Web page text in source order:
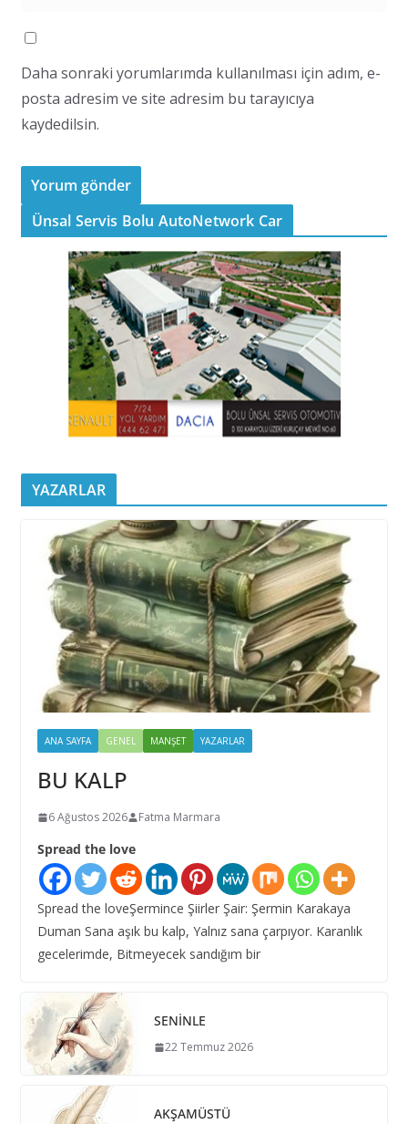
Daha sonraki yorumlarımda kullanılması için adım, e-
posta adresim ve site adresim bu tarayıcıya
kaydedilsin.
Ünsal Servis Bolu AutoNetwork Car
YAZARLAR
ANA SAYFA GENEL MANŞET YAZARLAR
BU KALP
6 Ağustos 2026 Fatma Marmara
Spread the love
Spread the loveŞermince Şiirler Şair: Şermin Karakaya
Duman Sana aşık bu kalp, Yalnız sana çarpıyor. Karanlık
gecelerimde, Bitmeyecek sandığım bir
SENİNLE
22 Temmuz 2026
AKŞAMÜSTÜ